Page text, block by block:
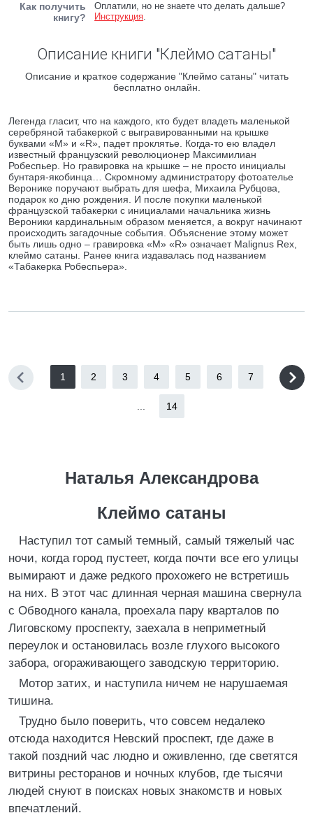
Как получить
книгу?
Оплатили, но не знаете что делать дальше?
Инструкция.
Описание книги "Клеймо сатаны"
Описание и краткое содержание "Клеймо сатаны" читать
бесплатно онлайн.
Легенда гласит, что на каждого, кто будет владеть маленькой
серебряной табакеркой с выгравированными на крышке
буквами «M» и «R», падет проклятье. Когда-то ею владел
известный французский революционер Максимилиан
Робеспьер. Но гравировка на крышке – не просто инициалы
бунтаря-якобинца… Скромному администратору фотоателье
Веронике поручают выбрать для шефа, Михаила Рубцова,
подарок ко дню рождения. И после покупки маленькой
французской табакерки с инициалами начальника жизнь
Вероники кардинальным образом меняется, а вокруг начинают
происходить загадочные события. Объяснение этому может
быть лишь одно – гравировка «M» «R» означает Malignus Rex,
клеймо сатаны. Ранее книга издавалась под названием
«Табакерка Робеспьера».
1 2 3 4 5 6 7
14
Наталья Александрова
Клеймо сатаны
Наступил тот самый темный, самый тяжелый час
ночи, когда город пустеет, когда почти все его улицы
вымирают и даже редкого прохожего не встретишь
на них. В этот час длинная черная машина свернула
с Обводного канала, проехала пару кварталов по
Лиговскому проспекту, заехала в неприметный
переулок и остановилась возле глухого высокого
забора, огораживающего заводскую территорию.
Мотор затих, и наступила ничем не нарушаемая
тишина.
Трудно было поверить, что совсем недалеко
отсюда находится Невский проспект, где даже в
такой поздний час людно и оживленно, где светятся
витрины ресторанов и ночных клубов, где тысячи
людей снуют в поисках новых знакомств и новых
впечатлений.